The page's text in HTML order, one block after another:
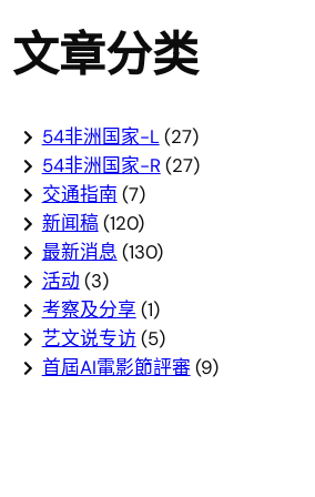
文章分类
54非洲国家-L(27)
54非洲国家-R (27)
交通指南 (7)
新闻稿 (120)
最新消息 (130)
活动 (3)
考察及分享 (1)
艺文说专访 (5)
首屆AI電影節評審 (9)